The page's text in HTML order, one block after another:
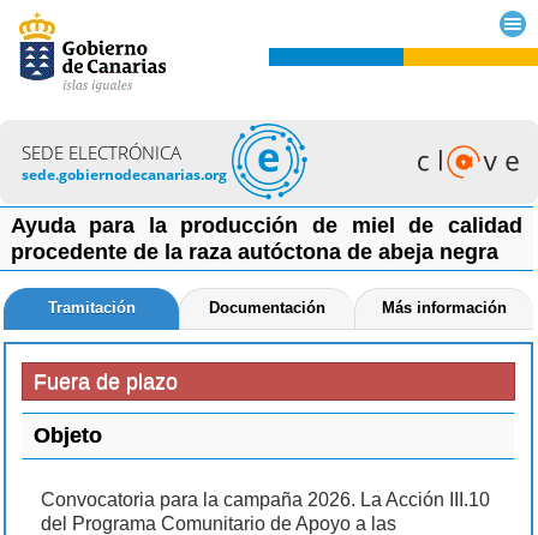
SEDE ELECTRÓNICA
sede.gobiernodecanarias.org
Ayuda para la producción de miel de calidad
procedente de la raza autóctona de abeja negra
Tramitación Documentación Más información
Fuera de plazo
Objeto
Convocatoria para la campaña 2026. La Acción III.10
del Programa Comunitario de Apoyo a las